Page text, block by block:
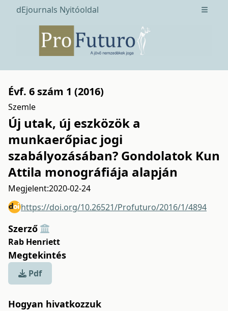
dEjournals Nyitóoldal Open
Évf. 6 szám 1 (2016)
Szemle
Új utak, új eszközök a
munkaerőpiac jogi
szabályozásában? Gondolatok Kun
Attila monográfiája alapján
Megjelent:2020-02-24
https://doi.org/10.26521/Profuturo/2016/1/4894
Szerző
Rab Henriett
Megtekintés
Pdf
Hogyan hivatkozzuk